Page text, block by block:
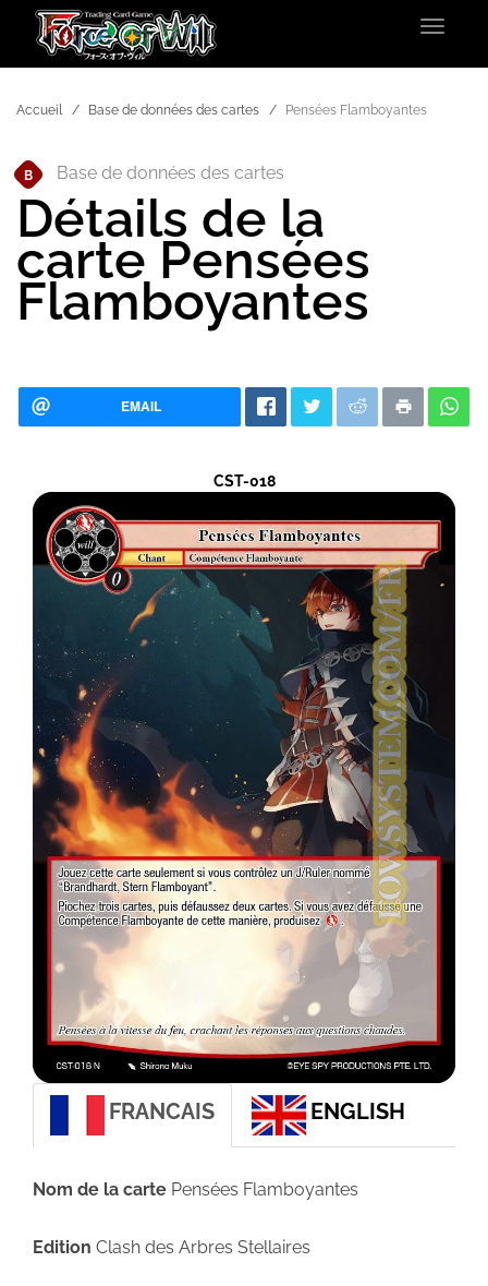
Toggle
Accueil Base de données des cartes Pensées Flamboyantes
B Base de données des cartes
Détails de la
carte Pensées
Flamboyantes
EMAIL
CST-018
FRANCAIS ENGLISH
Nom de la carte Pensées Flamboyantes
Edition Clash des Arbres Stellaires